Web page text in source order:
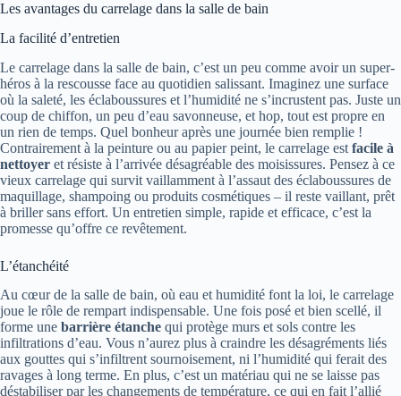
Les avantages du carrelage dans la salle de bain
La facilité d’entretien
Le carrelage dans la salle de bain, c’est un peu comme avoir un super-
héros à la rescousse face au quotidien salissant. Imaginez une surface
où la saleté, les éclaboussures et l’humidité ne s’incrustent pas. Juste un
coup de chiffon, un peu d’eau savonneuse, et hop, tout est propre en
un rien de temps. Quel bonheur après une journée bien remplie !
Contrairement à la peinture ou au papier peint, le carrelage est facile à
nettoyer et résiste à l’arrivée désagréable des moisissures. Pensez à ce
vieux carrelage qui survit vaillamment à l’assaut des éclaboussures de
maquillage, shampoing ou produits cosmétiques – il reste vaillant, prêt
à briller sans effort. Un entretien simple, rapide et efficace, c’est la
promesse qu’offre ce revêtement.
L’étanchéité
Au cœur de la salle de bain, où eau et humidité font la loi, le carrelage
joue le rôle de rempart indispensable. Une fois posé et bien scellé, il
forme une barrière étanche qui protège murs et sols contre les
infiltrations d’eau. Vous n’aurez plus à craindre les désagréments liés
aux gouttes qui s’infiltrent sournoisement, ni l’humidité qui ferait des
ravages à long terme. En plus, c’est un matériau qui ne se laisse pas
déstabiliser par les changements de température, ce qui en fait l’allié